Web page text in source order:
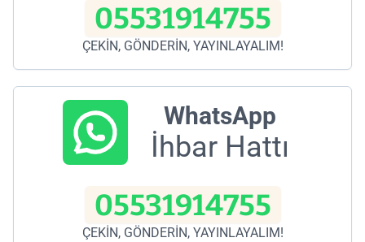
05531914755
ÇEKİN, GÖNDERİN, YAYINLAYALIM!
WhatsApp
İhbar Hattı
05531914755
ÇEKİN, GÖNDERİN, YAYINLAYALIM!